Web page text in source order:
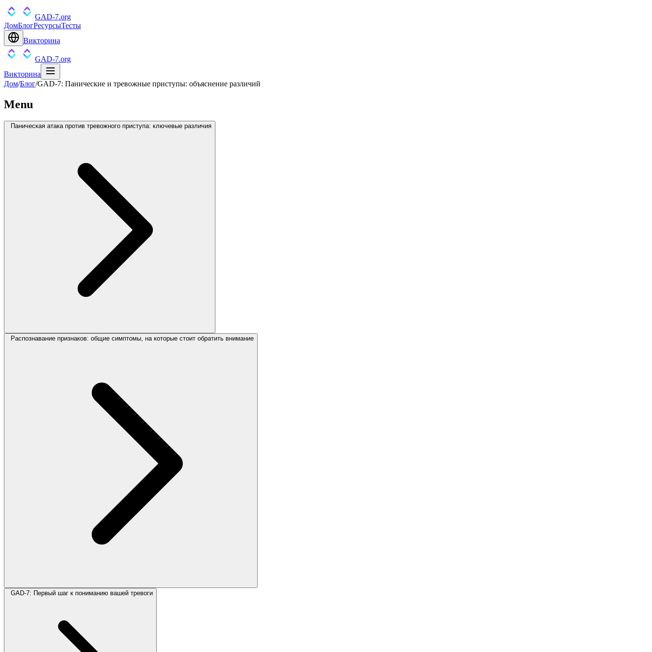
GAD-7.org
ДомБлогРесурсыТесты
Викторина
GAD-7.org
Викторина
Дом/Блог/GAD-7: Панические и тревожные приступы: объяснение различий
Menu
Паническая атака против тревожного приступа: ключевые различия
Распознавание признаков: общие симптомы, на которые стоит обратить внимание
GAD-7: Первый шаг к пониманию вашей тревоги